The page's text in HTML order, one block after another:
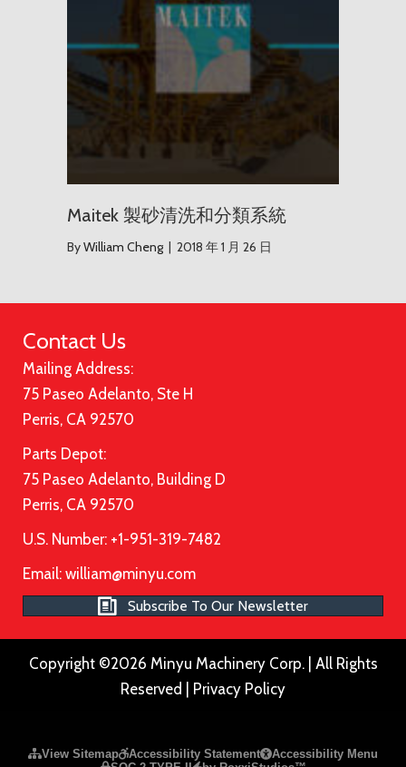
Maitek 製砂清洗和分類系統
ByWilliam Cheng | 2018 年 1 月 26 日
Contact Us
Mailing Address:
75 Paseo Adelanto, Ste H
Perris, CA 92570
Parts Depot:
75 Paseo Adelanto, Building D
Perris, CA 92570
U.S. Number: +1-951-319-7482
Email: william@minyu.com
Subscribe To Our Newsletter
Copyright ©2026 Minyu Machinery Corp. | All Rights
Reserved | Privacy Policy
View Sitemap Accessibility Statement
Accessibility Menu